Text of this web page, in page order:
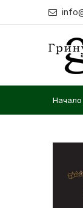
Начало